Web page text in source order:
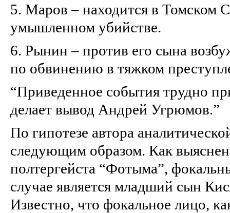
5. Маров – находится в
умышленном убийстве.
6. Рынин – против его сына
по обвинению в тяжком
“Приведенное события трудно
делает вывод Андрей Угрюмов.”
По гипотезе автора
следующим образом. Как
полтергейста “Фотыма”,
случае является младший сын
Известно, что фокальное лицо,